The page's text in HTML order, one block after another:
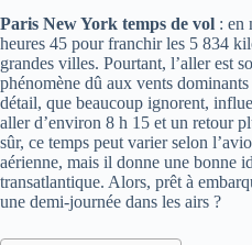
Paris New York temps de vol : en
heures 45 pour franchir les 5 834
grandes villes. Pourtant, l’aller est
phénomène dû aux vents
détail, que beaucoup ignorent,
aller d’environ 8 h 15 et un retour
sûr, ce temps peut varier selon
aérienne, mais il donne une bonne
transatlantique. Alors, prêt à
une demi-journée dans les airs ?